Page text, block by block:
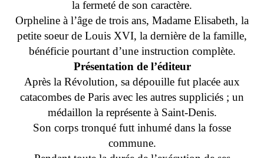
la fermeté de son caractère.
Orpheline à l’âge de trois ans, Madame Elisabeth, la
petite soeur de Louis XVI, la dernière de la famille,
bénéficie pourtant d’une instruction complète.
Présentation de l’éditeur
Après la Révolution, sa dépouille fut placée aux
catacombes de Paris avec les autres suppliciés ; un
médaillon la représente à Saint-Denis.
Son corps tronqué futt inhumé dans la fosse
commune.